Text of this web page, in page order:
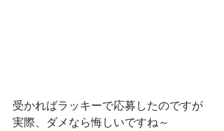
受かればラッキーで応募したのですが
実際、ダメなら悔しいですね～